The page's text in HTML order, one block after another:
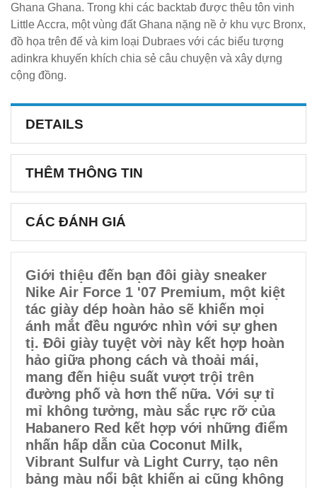
Ghana Ghana. Trong khi các backtab được thêu tôn vinh
Little Accra, một vùng đất Ghana nặng nề ở khu vực Bronx,
đồ họa trên đế và kim loại Dubraes với các biểu tượng
adinkra khuyến khích chia sẻ câu chuyện và xây dựng
cộng đồng.
DETAILS
THÊM THÔNG TIN
CÁC ĐÁNH GIÁ
Giới thiệu đến bạn đôi giày sneaker
Nike Air Force 1 '07 Premium, một kiệt
tác giày dép hoàn hảo sẽ khiến mọi
ánh mắt đều ngước nhìn với sự ghen
tị. Đôi giày tuyệt vời này kết hợp hoàn
hảo giữa phong cách và thoải mái,
mang đến hiệu suất vượt trội trên
đường phố và hơn thế nữa. Với sự tỉ
mỉ không tưởng, màu sắc rực rỡ của
Habanero Red kết hợp với những điểm
nhấn hấp dẫn của Coconut Milk,
Vibrant Sulfur và Light Curry, tạo nên
bảng màu nổi bật khiến ai cũng không